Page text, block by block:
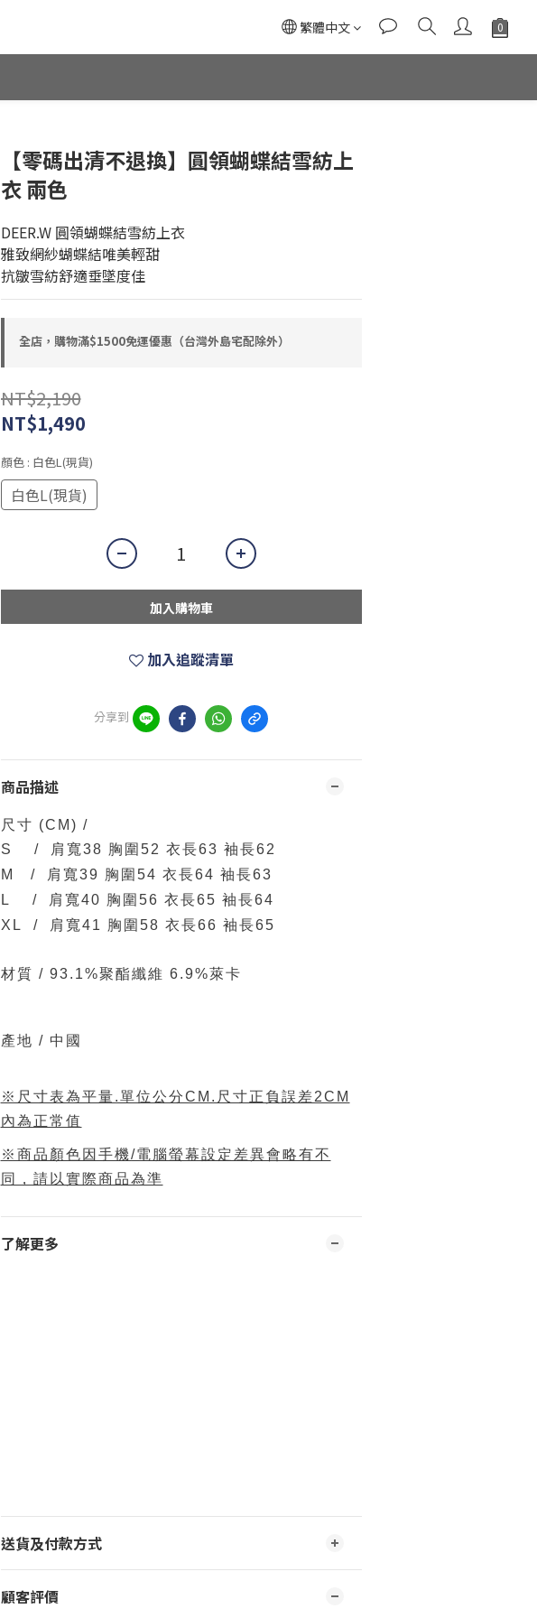
繁體中文
【零碼出清不退換】圓領蝴蝶結雪紡上
衣 兩色
DEER.W 圓領蝴蝶結雪紡上衣
雅致網紗蝴蝶結唯美輕甜
抗皺雪紡舒適垂墜度佳
全店，購物滿$1500免運優惠（台灣外島宅配除外）
NT$2,190
NT$1,490
顏色 : 白色L(現貨)
白色L(現貨)
加入購物車
加入追蹤清單
分享到
商品描述
尺寸 (CM) /
S / 肩寬38 胸圍52 衣長63 袖長62
M / 肩寬39 胸圍54 衣長64 袖長63
L / 肩寬40 胸圍56 衣長65 袖長64
XL / 肩寬41 胸圍58 衣長66 袖長65
材質 / 93.1%聚酯纖維 6.9%萊卡
產地 / 中國
※尺寸表為平量.單位公分CM.尺寸正負誤差2CM
內為正常值
※商品顏色因手機/電腦螢幕設定差異會略有不
同，請以實際商品為準
了解更多
送貨及付款方式
顧客評價